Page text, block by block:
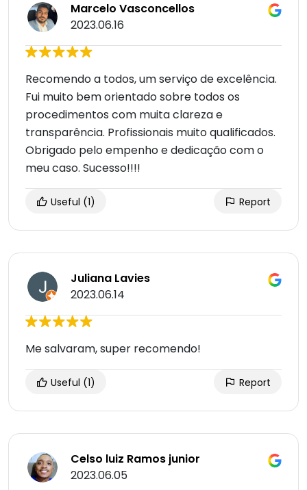
Marcelo Vasconcellos
2023.06.16
Recomendo a todos, um serviço de excelência.
Fui muito bem orientado sobre todos os
procedimentos com muita clareza e
transparência. Profissionais muito qualificados.
Obrigado pelo empenho e dedicação com o
meu caso. Sucesso!!!!
Useful (1) Report
Juliana Lavies
2023.06.14
Me salvaram, super recomendo!
Useful (1) Report
Celso luiz Ramos junior
2023.06.05